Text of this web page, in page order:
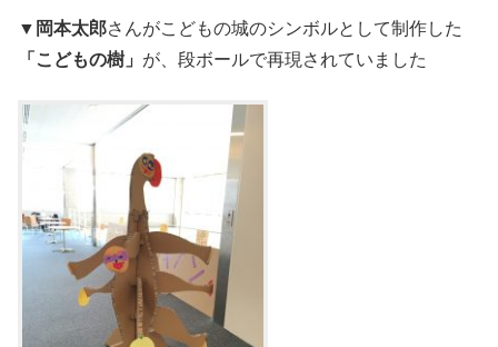
▼岡本太郎さんがこどもの城のシンボルとして制作した
「こどもの樹」 が、段ボールで再現されていました